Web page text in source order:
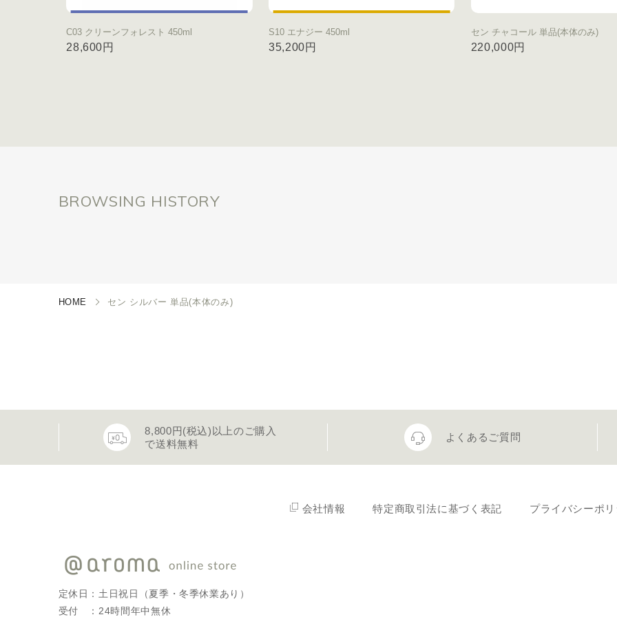
C03 クリーンフォレスト 450ml
28,600円
S10 エナジー 450ml
35,200円
セン チャコール 単品(本体のみ)
220,000円
BROWSING HISTORY
HOME セン シルバー 単品(本体のみ)
8,800円(税込)以上のご購入
で送料無料
よくあるご質問
会社情報 特定商取引法に基づく表記 プライバシーポ
定休日：土日祝日（夏季・冬季休業あり）
受付 ：24時間年中無休